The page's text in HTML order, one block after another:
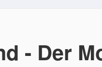
- Der